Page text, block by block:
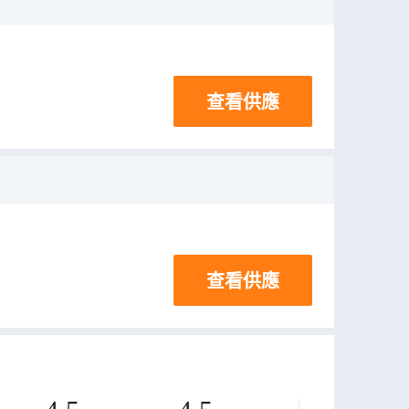
查看供應
查看供應